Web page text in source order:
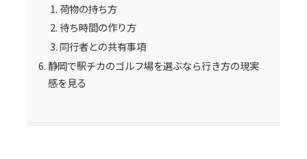
荷物の持ち方
待ち時間の作り方
同行者との共有事項
静岡で駅チカのゴルフ場を選ぶなら行き方の現実
感を見る